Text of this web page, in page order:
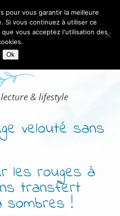
velouté sans
les rouges à
transfert
sombres !
pour vous garantir la meilleure
Si vous continuez à utiliser ce
vous acceptez l'utilisation des
Ok